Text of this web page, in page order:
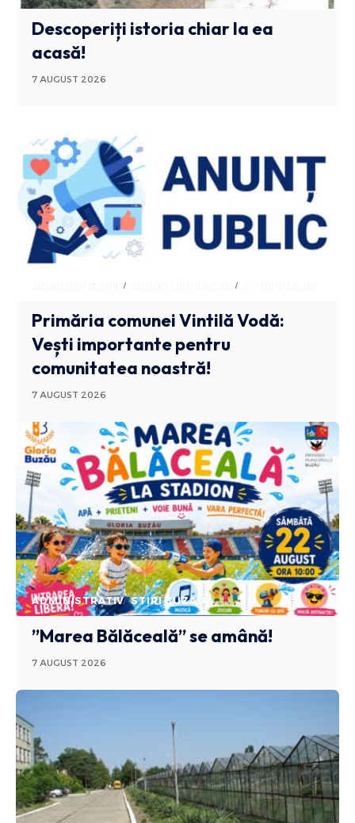
Descoperiți istoria chiar la ea
acasă!
7 AUGUST 2026
ADMINISTRATIV ANUNTURI BUZAU
Primăria comunei Vintilă Vodă:
Vești importante pentru
comunitatea noastră!
7 AUGUST 2026
ADMINISTRATIV STIRI BUZAU
”Marea Bălăceală” se amână!
7 AUGUST 2026